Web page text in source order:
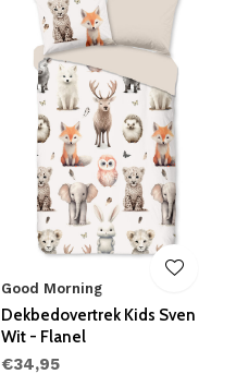
Good Morning
Dekbedovertrek Kids Sven
Wit - Flanel
€34,95